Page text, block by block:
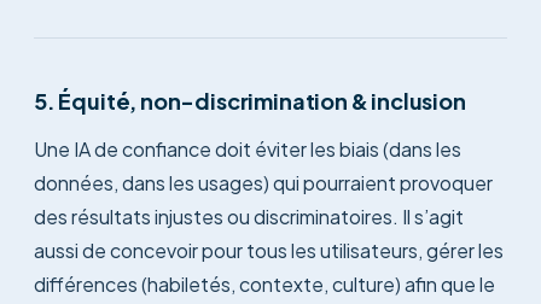
5. Équité, non-discrimination & inclusion
Une IA de confiance doit éviter les biais (dans les
données, dans les usages) qui pourraient provoquer
des résultats injustes ou discriminatoires. Il s’agit
aussi de concevoir pour tous les utilisateurs, gérer les
différences (habiletés, contexte, culture) afin que le